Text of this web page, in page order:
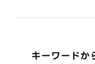
キーワードか